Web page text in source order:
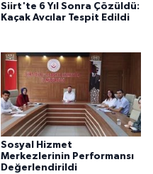
Siirt'te 6 Yıl Sonra Çözüldü:
Kaçak Avcılar Tespit Edildi
Sosyal Hizmet
Merkezlerinin Performansı
Değerlendirildi